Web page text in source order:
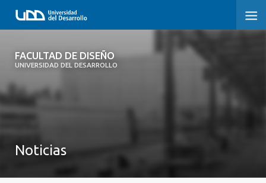
FACULTAD DE DISEÑO
UNIVERSIDAD DEL DESARROLLO
FACULTAD DE DISEÑO
INICIO
Noticias